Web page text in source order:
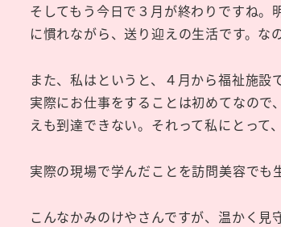
そしてもう今日で３月が終わりですね
に慣れながら、送り迎えの生活です。な
また、私はというと、４月から福祉施
実際にお仕事をすることは初めてなの
えも到達できない。それって私にとって
実際の現場で学んだことを訪問美容でも
こんなかみのけやさんですが、温かく見